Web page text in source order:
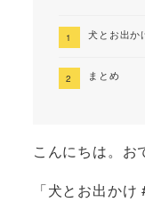
犬とお出
まとめ
こんにちは。お
「犬とお出か